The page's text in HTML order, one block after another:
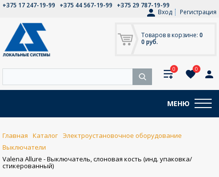
+375 17 247-19-99 +375 44 567-19-99
+375 29 787-19-99
Вход
Регистрация
Товаров в корзине: 0
0 руб.
0 0
МЕНЮ
Главная Каталог
Электроустановочное оборудование
Выключатели
Valena Allure - Выключатель, слоновая кость (инд. упаковка/
стикерованный)